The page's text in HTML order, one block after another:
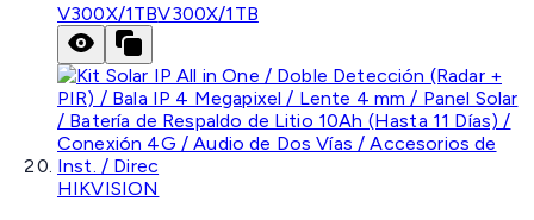
V300X/1TBV300X/1TB
HIKVISION